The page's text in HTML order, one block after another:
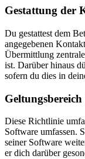
Gestattung der
Du gestattest dem
angegebenen
Übermittlung
ist. Darüber hinaus
sofern du dies in
Diese Richtlinie
Software umfassen.
seiner Software
er dich darüber